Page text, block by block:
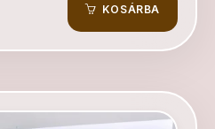
KOSÁRBA